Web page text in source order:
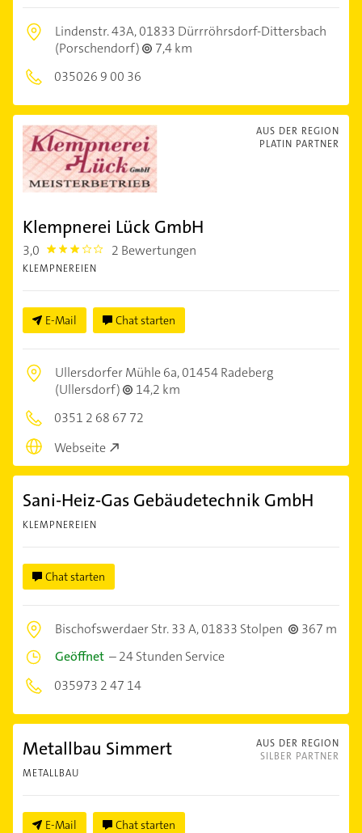
Lindenstr. 43A,01833 Dürrröhrsdorf-Dittersbach
(Porschendorf)
7,4 km
035026 9 00 36
AUS DER REGION
PLATIN PARTNER
Klempnerei Lück GmbH
3,0 3.0 2 Bewertungen
KLEMPNEREIEN
E-Mail Chat starten
Ullersdorfer Mühle 6a,01454 Radeberg
(Ullersdorf)
14,2 km
0351 2 68 67 72
Webseite
Sani-Heiz-Gas Gebäudetechnik GmbH
KLEMPNEREIEN
Chat starten
Bischofswerdaer Str. 33 A,01833 Stolpen
367 m
Geöffnet –24 Stunden Service
035973 2 47 14
AUS DER REGION
SILBER PARTNER
Metallbau Simmert
METALLBAU
E-Mail Chat starten